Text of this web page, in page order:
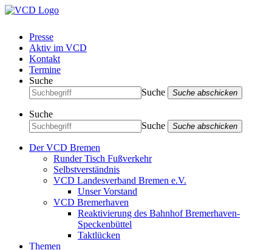
Presse
Aktiv im VCD
Kontakt
Termine
Suche
Suche
Suche abschicken
Suche
Suche
Suche abschicken
Der VCD Bremen
Runder Tisch Fußverkehr
Selbstverständnis
VCD Landesverband Bremen e.V.
Unser Vorstand
VCD Bremerhaven
Reaktivierung des Bahnhof Bremerhaven-
Speckenbüttel
Taktlücken
Themen